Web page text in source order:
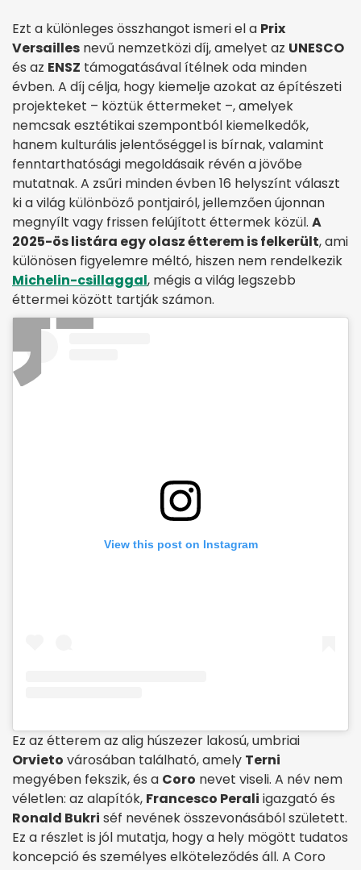
Ezt a különleges összhangot ismeri el a Prix
Versailles nevű nemzetközi díj, amelyet az UNESCO
és az ENSZ támogatásával ítélnek oda minden
évben. A díj célja, hogy kiemelje azokat az építészeti
projekteket – köztük éttermeket –, amelyek
nemcsak esztétikai szempontból kiemelkedők,
hanem kulturális jelentőséggel is bírnak, valamint
fenntarthatósági megoldásaik révén a jövőbe
mutatnak. A zsűri minden évben 16 helyszínt választ
ki a világ különböző pontjairól, jellemzően újonnan
megnyílt vagy frissen felújított éttermek közül. A
2025-ös listára egy olasz étterem is felkerült, ami
különösen figyelemre méltó, hiszen nem rendelkezik
Michelin-csillaggal, mégis a világ legszebb
éttermei között tartják számon.
View this post on Instagram
Ez az étterem az alig húszezer lakosú, umbriai
Orvieto városában található, amely Terni
megyében fekszik, és a Coro nevet viseli. A név nem
véletlen: az alapítók, Francesco Perali igazgató és
Ronald Bukri séf nevének összevonásából született.
Ez a részlet is jól mutatja, hogy a hely mögött tudatos
koncepció és személyes elköteleződés áll. A Coro